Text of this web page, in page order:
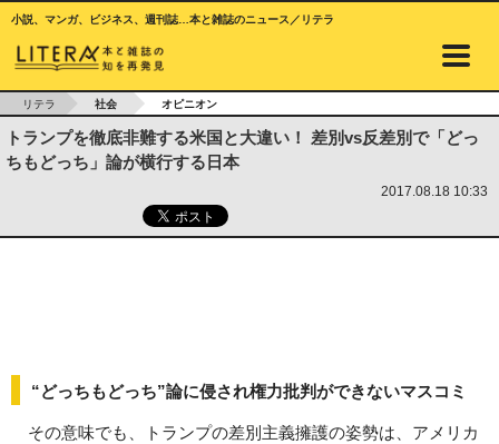
小説、マンガ、ビジネス、週刊誌…本と雑誌のニュース／リテラ
リテラ 社会 オピニオン
トランプを徹底非難する米国と大違い！ 差別vs反差別で「どっ
ちもどっち」論が横行する日本
2017.08.18 10:33
“どっちもどっち”論に侵され権力批判ができないマスコミ
その意味でも、トランプの差別主義擁護の姿勢は、アメリカ